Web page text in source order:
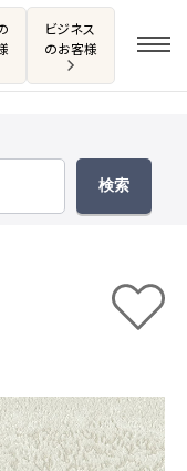
ビジネス
のお客様